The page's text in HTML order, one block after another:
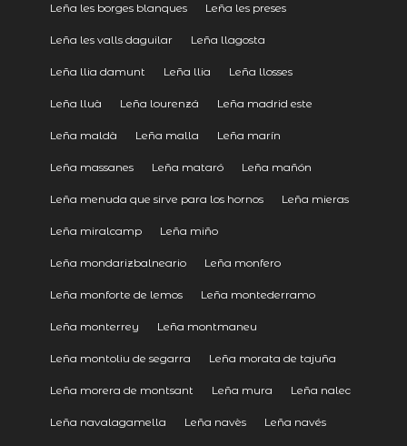
Leña les borges blanques Leña les preses
Leña les valls daguilar Leña llagosta
Leña llia damunt Leña llia Leña llosses
Leña lluà Leña lourenzá Leña madrid este
Leña maldà Leña malla Leña marín
Leña massanes Leña mataró Leña mañón
Leña menuda que sirve para los hornos Leña mieras
Leña miralcamp Leña miño
Leña mondarizbalneario Leña monfero
Leña monforte de lemos Leña montederramo
Leña monterrey Leña montmaneu
Leña montoliu de segarra Leña morata de tajuña
Leña morera de montsant Leña mura Leña nalec
Leña navalagamella Leña navès Leña navés